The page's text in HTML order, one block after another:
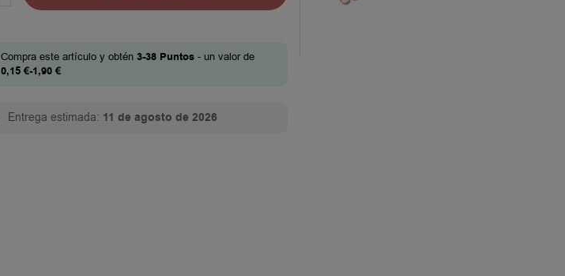
Compra este artículo y obtén3-38 Puntos - un valor de
0,15€-1,90€
Entrega estimada: 11 de agosto de 2026